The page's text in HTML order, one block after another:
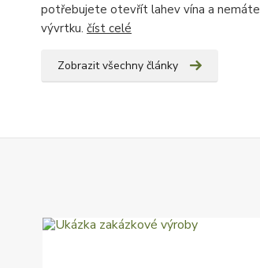
potřebujete otevřít lahev vína a nemáte
vývrtku. číst celé
Zobrazit všechny články